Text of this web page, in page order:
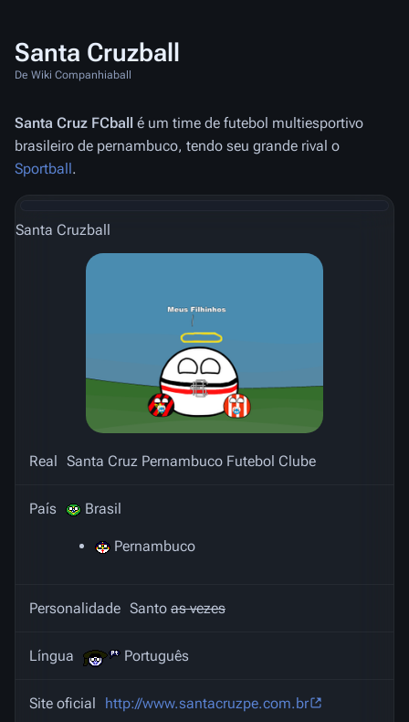
Santa Cruzball
De Wiki Companhiaball
Santa Cruz FCball é um time de futebol multiesportivo
brasileiro de pernambuco, tendo seu grande rival o
Sportball.
Santa Cruzball
Real Santa Cruz Pernambuco Futebol Clube
País Brasil
Pernambuco
Personalidade Santo as vezes
Língua Português
Site oficial http://www.santacruzpe.com.br